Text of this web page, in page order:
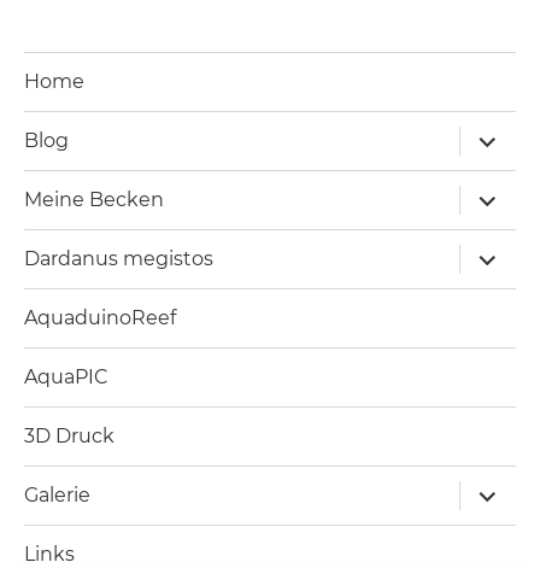
Home
Blog
öffnen
Meine Becken
öffnen
Dardanus megistos
öffnen
AquaduinoReef
AquaPIC
3D Druck
Galerie
öffnen
Links